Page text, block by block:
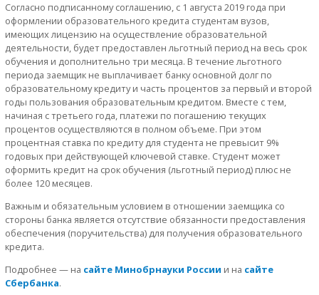
Согласно подписанному соглашению, с 1 августа 2019 года при
оформлении образовательного кредита студентам вузов,
имеющих лицензию на осуществление образовательной
деятельности, будет предоставлен льготный период на весь срок
обучения и дополнительно три месяца. В течение льготного
периода заемщик не выплачивает банку основной долг по
образовательному кредиту и часть процентов за первый и второй
годы пользования образовательным кредитом. Вместе с тем,
начиная с третьего года, платежи по погашению текущих
процентов осуществляются в полном объеме. При этом
процентная ставка по кредиту для студента не превысит 9%
годовых при действующей ключевой ставке. Студент может
оформить кредит на срок обучения (льготный период) плюс не
более 120 месяцев.
Важным и обязательным условием в отношении заемщика со
стороны банка является отсутствие обязанности предоставления
обеспечения (поручительства) для получения образовательного
кредита.
Подробнее — на сайте Минобрнауки России и на сайте
Сбербанка.